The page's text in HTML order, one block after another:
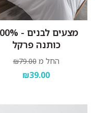
מצעים לבנים
כותנה פרקל
החל מ ₪79.00
₪39.00